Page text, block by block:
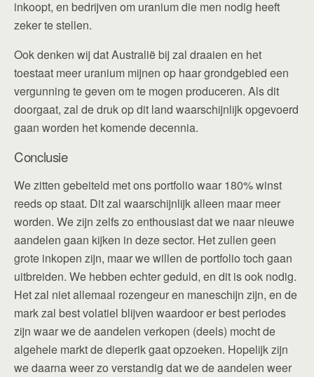
inkoopt, en bedrijven om uranium die men nodig heeft
zeker te stellen.
Ook denken wij dat Australië bij zal draaien en het
toestaat meer uranium mijnen op haar grondgebied een
vergunning te geven om te mogen produceren. Als dit
doorgaat, zal de druk op dit land waarschijnlijk opgevoerd
gaan worden het komende decennia.
Conclusie
We zitten gebeiteld met ons portfolio waar 180% winst
reeds op staat. Dit zal waarschijnlijk alleen maar meer
worden. We zijn zelfs zo enthousiast dat we naar nieuwe
aandelen gaan kijken in deze sector. Het zullen geen
grote inkopen zijn, maar we willen de portfolio toch gaan
uitbreiden. We hebben echter geduld, en dit is ook nodig.
Het zal niet allemaal rozengeur en maneschijn zijn, en de
mark zal best volatiel blijven waardoor er best periodes
zijn waar we de aandelen verkopen (deels) mocht de
algehele markt de dieperik gaat opzoeken. Hopelijk zijn
we daarna weer zo verstandig dat we de aandelen weer